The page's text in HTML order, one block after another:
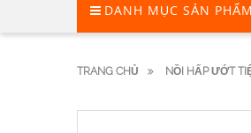
DANH MỤC SẢN PHẨM
TRANG CHỦ NỒI HẤP ƯỚT